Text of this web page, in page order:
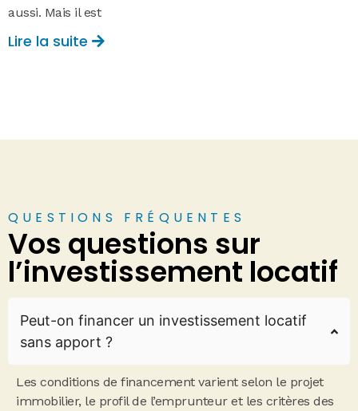
aussi. Mais il est
Lire la suite
QUESTIONS FRÉQUENTES
Vos questions sur
l’investissement locatif
Peut-on financer un investissement locatif
sans apport ?
Les conditions de financement varient selon le projet
immobilier, le profil de l’emprunteur et les critères des